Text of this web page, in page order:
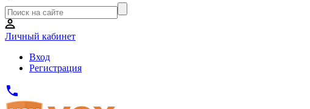
Личный кабинет
Вход
Регистрация
phone